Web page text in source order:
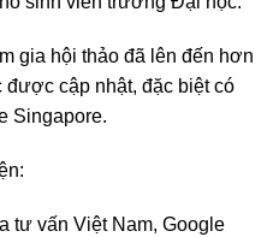
gia hội thảo đã lên đến hơn
cập nhật, đặc biệt có
Singapore.
tư vấn Việt Nam, Google